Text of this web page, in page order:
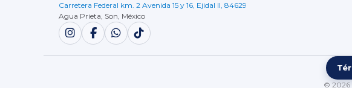
Carretera Federal km. 2 Avenida 15 y 16, Ejidal II, 84629
Agua Prieta, Son, México
© 2026